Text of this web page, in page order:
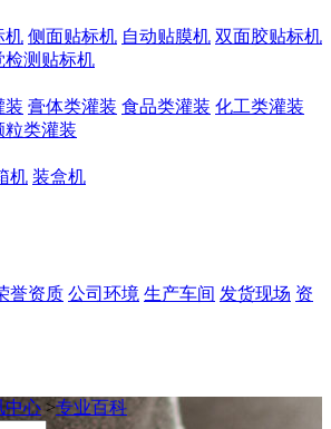
机 侧面贴标机 自动贴膜机 双面胶贴标机
检测贴标机
装 膏体类灌装 食品类灌装 化工类灌装
粒类灌装
机 装盒机
誉资质 公司环境 生产车间 发货现场 资
中心 >专业百科